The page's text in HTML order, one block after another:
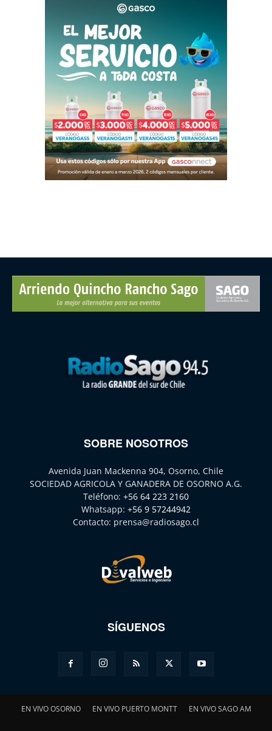
SOBRE NOSOTROS
Avenida Juan Mackenna 904, Osorno, Chile
SOCIEDAD AGRICOLA Y GANADERA DE OSORNO A.G.
Teléfono: +56 64 223 2160
Whatsapp: +56 9 57244942
Contacto: prensa@radiosago.cl
SÍGUENOS
EN VIVO OSORNO EN VIVO PUERTO MONTT EN VIVO SAGO AM